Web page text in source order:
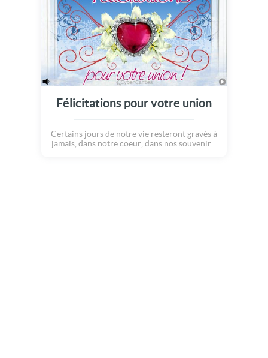
Félicitations pour votre union
Certains jours de notre vie resteront gravés à
jamais, dans notre coeur, dans nos souvenirs,